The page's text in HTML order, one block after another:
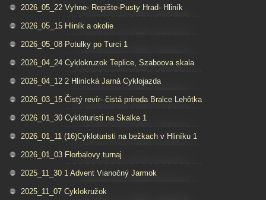
2026_05_22 Vyhne- Repište-Pusty Hrad- Hliník
2026_05_15 Hliník a okolie
2026_05_08 Potulky po Turci 1
2026_04_24 Cyklokruzok Teplice, Szaboova skala
2026_04_12 2 Hlinícká Jarná Cyklojazda
2026_03_15 Čistý revír- čistá príroda Bralce Lehôtka
2026_01_30 Cykloturisti na Skalke 1
2026_01_11 (16)Cykloturisti na bežkach v Hliníku 1
2026_01_03 Florbalovy turnaj
2025_11_30 1 Advent Vianočný Jarmok
2025_11_07 Cyklokružok